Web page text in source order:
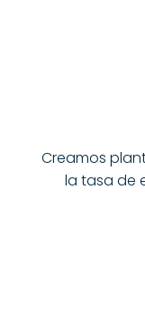
Creamos
la tasa de